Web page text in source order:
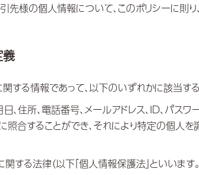
先様の個人情報について、このポリシーに則
義
関する情報であって、以下のいずれかに該当す
住所、電話番号、メールアドレス、ID、パスワ
照合することができ、それにより特定の個人
る法律（以下「個人情報保護法」といいます。